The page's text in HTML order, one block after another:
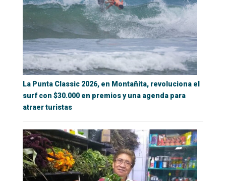
La Punta Classic 2026, en Montañita, revoluciona el
surf con $30.000 en premios y una agenda para
atraer turistas